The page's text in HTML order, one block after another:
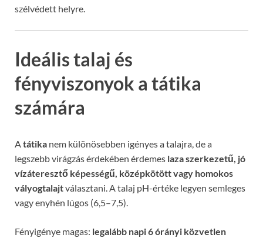
szélvédett helyre.
Ideális talaj és
fényviszonyok a tátika
számára
Atátika nem különösebben igényes a talajra, de a
legszebb virágzás érdekében érdemes laza szerkezetű, jó
vízáteresztő képességű, középkötött vagy homokos
vályogtalajtválasztani. A talaj pH-értéke legyen semleges
vagy enyhén lúgos (6,5–7,5).
Fényigénye magas: legalább napi 6 órányi közvetlen